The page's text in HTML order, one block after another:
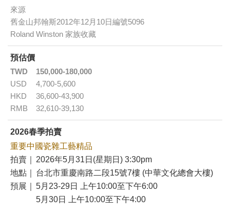
來源
舊金山邦翰斯2012年12月10日編號5096
Roland Winston 家族收藏
預估價
TWD
150,000-180,000
USD
4,700-5,600
HKD
36,600-43,900
RMB
32,610-39,130
2026春季拍賣
重要中國瓷雜工藝精品
拍賣｜
2026年5月31日(星期日) 3:30pm
地點｜
台北市重慶南路二段15號7樓 (中華文化總會大樓)
預展｜
5月23-29日 上午10:00至下午6:00
5月30日 上午10:00至下午4:00